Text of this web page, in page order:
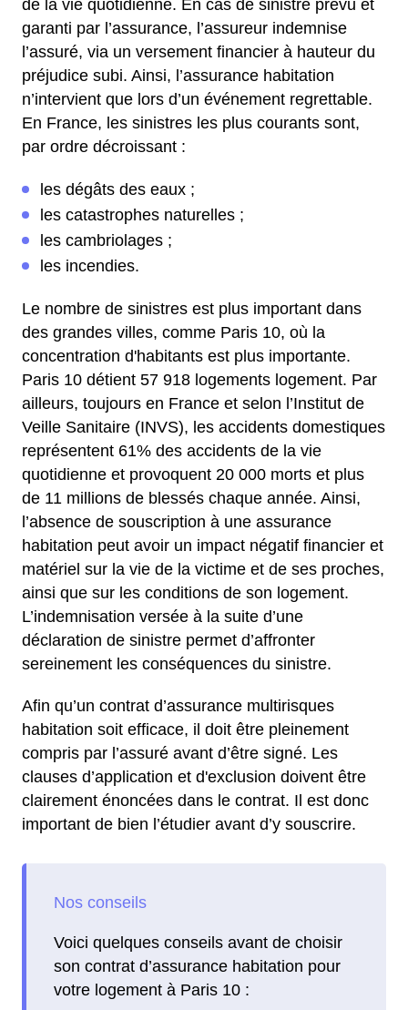
de la vie quotidienne. En cas de sinistre prévu et
garanti par l’assurance, l’assureur indemnise
l’assuré, via un versement financier à hauteur du
préjudice subi. Ainsi, l’assurance habitation
n’intervient que lors d’un événement regrettable.
En France, les sinistres les plus courants sont,
par ordre décroissant :
les dégâts des eaux ;
les catastrophes naturelles ;
les cambriolages ;
les incendies.
Le nombre de sinistres est plus important dans
des grandes villes, comme Paris 10, où la
concentration d'habitants est plus importante.
Paris 10 détient 57 918 logements logement. Par
ailleurs, toujours en France et selon l’Institut de
Veille Sanitaire (INVS), les accidents domestiques
représentent 61% des accidents de la vie
quotidienne et provoquent 20 000 morts et plus
de 11 millions de blessés chaque année. Ainsi,
l’absence de souscription à une assurance
habitation peut avoir un impact négatif financier et
matériel sur la vie de la victime et de ses proches,
ainsi que sur les conditions de son logement.
L’indemnisation versée à la suite d’une
déclaration de sinistre permet d’affronter
sereinement les conséquences du sinistre.
Afin qu’un contrat d’assurance multirisques
habitation soit efficace, il doit être pleinement
compris par l’assuré avant d’être signé. Les
clauses d’application et d'exclusion doivent être
clairement énoncées dans le contrat. Il est donc
important de bien l’étudier avant d’y souscrire.
Voici quelques conseils avant de choisir
son contrat d’assurance habitation pour
votre logement à Paris 10 :